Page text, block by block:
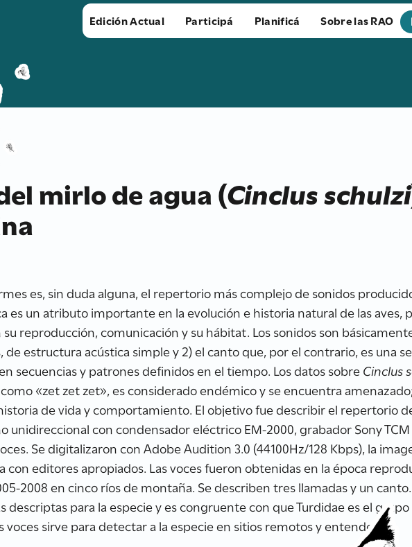
Edición Actual Participá Planificá Sobre las RAO
mirlo de agua (Cinclus schulzi
es, sin duda alguna, el repertorio más complejo de sonidos
es un atributo importante en la evolución e historia natural de las aves,
reproducción, comunicación y su hábitat. Los sonidos son
de estructura acústica simple y 2) el canto que, por el contrario, es una
secuencias y patrones definidos en el tiempo. Los datos sobreCinclus
«zet zet zet», es considerado endémico y se encuentra
de vida y comportamiento. El objetivo fue describir el repertorio
unidireccional con condensador eléctrico EM-2000, grabador Sony TCM
Se digitalizaron con Adobe Audition 3.0 (44100Hz/128 Kbps), la
con editores apropiados. Las voces fueron obtenidas en la época
2008 en cinco ríos de montaña. Se describen tres llamadas y un canto.
descriptas para la especie y es congruente con que Turdidae es el
voces sirve para detectar a la especie en sitios remotos y entender su